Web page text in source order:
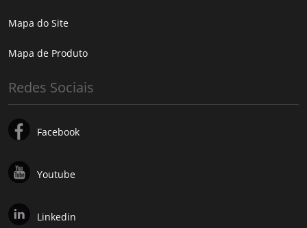
Mapa do Site
Mapa de Produto
Redes Sociais
Facebook
Youtube
Linkedin